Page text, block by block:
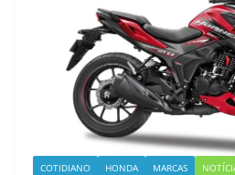
COTIDIANO HONDA MARCAS